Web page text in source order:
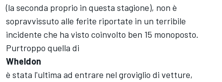
(la seconda proprio in questa stagione), non è
sopravvissuto alle ferite riportate in un terribile
incidente che ha visto coinvolto ben 15 monoposto.
Purtroppo quella di
Wheldon
è stata l'ultima ad entrare nel groviglio di vetture,